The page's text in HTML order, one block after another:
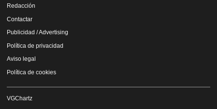
Redacción
Contactar
Publicidad / Advertising
Política de privacidad
Aviso legal
Política de cookies
VGChartz